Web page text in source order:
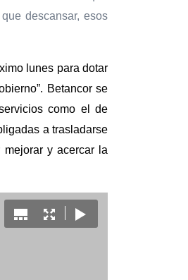
descansar, esos
lunes para dotar
Betancor se
como el de
a trasladarse
y acercar la